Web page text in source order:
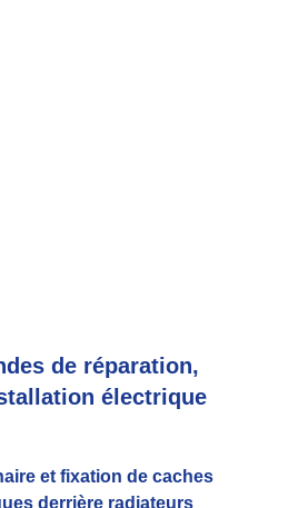
de réparation,
électrique
et fixation de caches
derrière radiateurs